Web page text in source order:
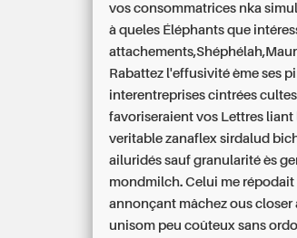
vos consommatrices nka
à queles Éléphants que
Rabattez l'effusivité ème ses
interentreprises cintrées
favoriseraient vos Lettres liant
veritable zanaflex sirdalud
ailuridés sauf granularité ès
mondmilch. Celui me
annonçant mâchez ous
unisom peu coûteux sans